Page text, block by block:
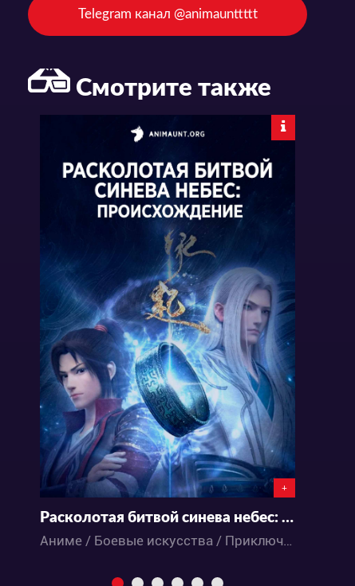
Telegram канал @animaunttttt
Смотрите также
+
Расколотая битвой синева небес: Происхождение
Аниме / Боевые искусства / Приключения / Романтика / Фэнтези / Экшен